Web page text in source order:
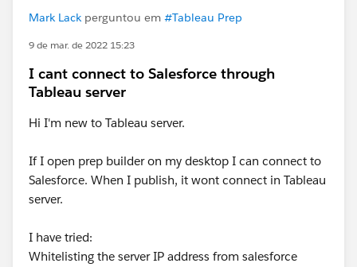
Mark Lack perguntou em #Tableau Prep
9 de mar. de 2022 15:23
I cant connect to Salesforce through
Tableau server
Hi I'm new to Tableau server.
If I open prep builder on my desktop I can connect to
Salesforce. When I publish, it wont connect in Tableau
server.
I have tried:
Whitelisting the server IP address from salesforce